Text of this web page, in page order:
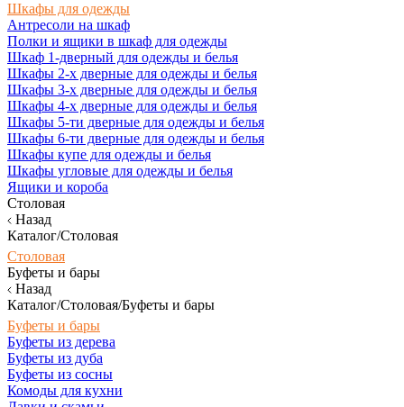
Шкафы для одежды
Антресоли на шкаф
Полки и ящики в шкаф для одежды
Шкаф 1-дверный для одежды и белья
Шкафы 2-х дверные для одежды и белья
Шкафы 3-х дверные для одежды и белья
Шкафы 4-х дверные для одежды и белья
Шкафы 5-ти дверные для одежды и белья
Шкафы 6-ти дверные для одежды и белья
Шкафы купе для одежды и белья
Шкафы угловые для одежды и белья
Ящики и короба
Столовая
Назад
Каталог/Столовая
Столовая
Буфеты и бары
Назад
Каталог/Столовая/Буфеты и бары
Буфеты и бары
Буфеты из дерева
Буфеты из дуба
Буфеты из сосны
Комоды для кухни